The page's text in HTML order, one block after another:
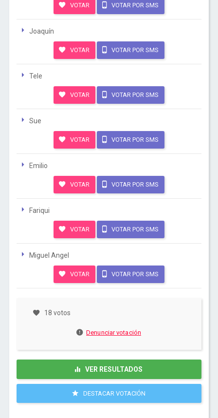
VOTAR VOTAR POR SMS
Joaquín
VOTAR VOTAR POR SMS
Tele
VOTAR VOTAR POR SMS
Sue
VOTAR VOTAR POR SMS
Emilio
VOTAR VOTAR POR SMS
Fariqui
VOTAR VOTAR POR SMS
Miguel Angel
VOTAR VOTAR POR SMS
18 votos
Denunciar votación
VER RESULTADOS
DESTACAR VOTACIÓN